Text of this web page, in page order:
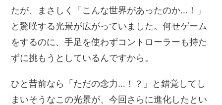
たが、まさしく「こんな世界があったのか…！」
と驚嘆する光景が広がっていました。何せゲーム
をするのに、手足を使わずコントローラーも持た
ずに挑もうとしているんですから。
ひと昔前なら「ただの念力…！？」と錯覚してし
まいそうなこの光景が、今回さらに進化したとい